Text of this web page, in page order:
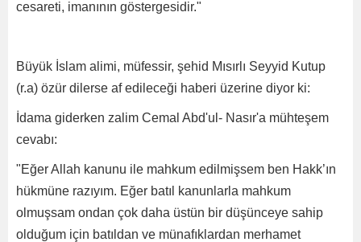
cesareti, imanının göstergesidir."
Büyük İslam alimi, müfessir, şehid Mısırlı Seyyid Kutup
(r.a) özür dilerse af edileceği haberi üzerine diyor ki:
İdama giderken zalim Cemal Abd'ul- Nasır'a mühteşem
cevabı:
"Eğer Allah kanunu ile mahkum edilmişsem ben Hakk’ın
hükmüne razıyım. Eğer batıl kanunlarla mahkum
olmuşsam ondan çok daha üstün bir düşünceye sahip
olduğum için batıldan ve münafıklardan merhamet